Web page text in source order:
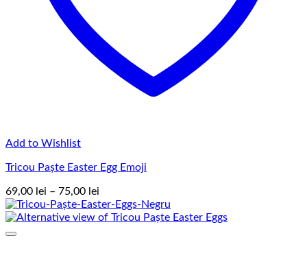
Add to Wishlist
Tricou Paște Easter Egg Emoji
69,00 lei – 75,00 lei
de
prețuri: